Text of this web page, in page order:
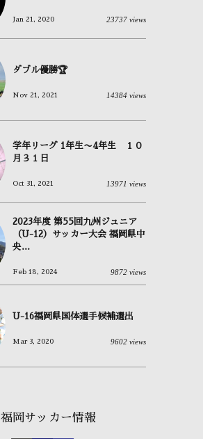
Jan 21, 2020 23737 views
ダブル優勝🏆
Nov 21, 2021 14384 views
学年リーグ 1年生〜4年生 １０
月３１日
Oct 31, 2021 13971 views
2023年度 第55回九州ジュニア
（U-12）サッカー大会 福岡県中
央...
Feb 18, 2024 9872 views
U-16福岡県国体選手候補選出
Mar 3, 2020 9602 views
福岡サッカー情報